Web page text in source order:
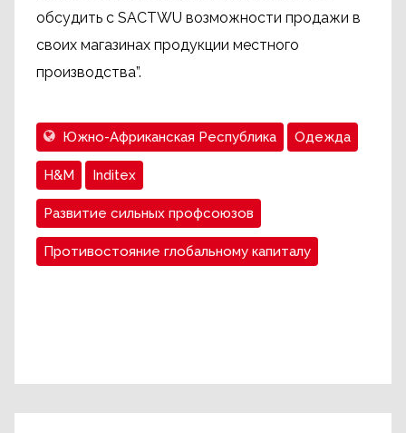
обсудить с SACTWU возможности продажи в
своих магазинах продукции местного
производства”.
Южно-Африканская Республика Одежда
H&M Inditex
Развитие сильных профсоюзов
Противостояние глобальному капиталу